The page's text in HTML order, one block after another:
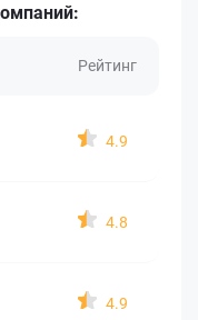
Рейтинг
4.9
4.8
4.9